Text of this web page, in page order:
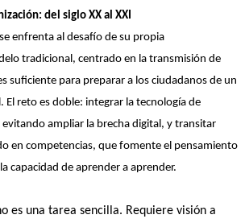
del siglo XX al XXI
enfrenta al desafío de su propia
tradicional, centrado en la transmisión de
suficiente para preparar a los ciudadanos de un
reto es doble: integrar la tecnología de
evitando ampliar la brecha digital, y transitar
en competencias, que fomente el pensamiento
capacidad de aprender a aprender.
es una tarea sencilla. Requiere visión a